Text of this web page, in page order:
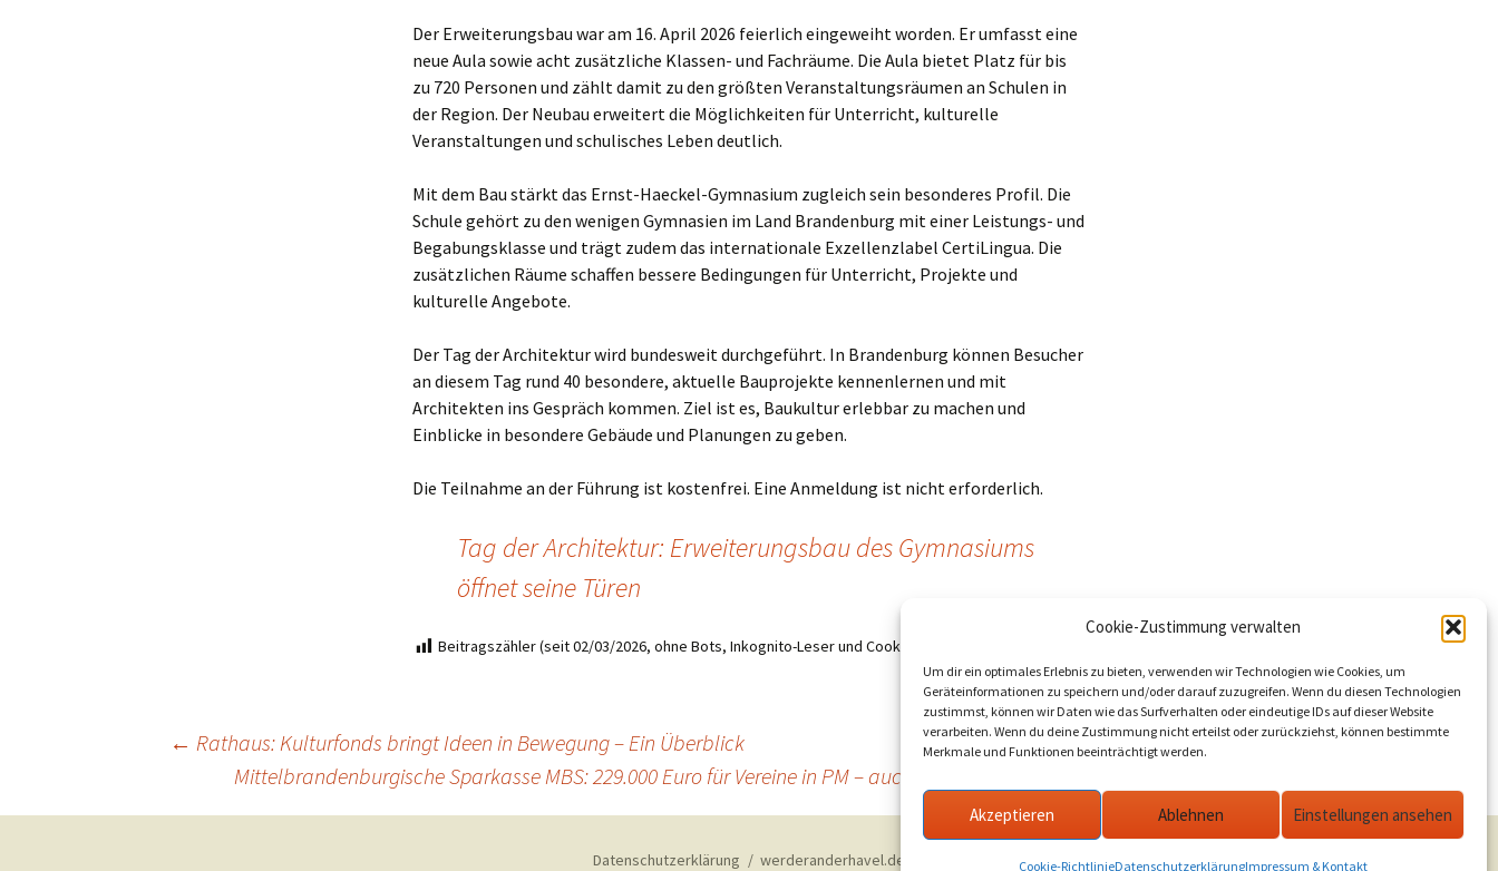
Cookie-Zustimmung verwalten
Um dir ein optimales Erlebnis zu bieten, verwenden wir Technologien wie Cookies, um
Geräteinformationen zu speichern und/oder darauf zuzugreifen. Wenn du diesen Technologien
zustimmst, können wir Daten wie das Surfverhalten oder eindeutige IDs auf dieser Website
verarbeiten. Wenn du deine Zustimmung nicht erteilst oder zurückziehst, können bestimmte
Merkmale und Funktionen beeinträchtigt werden.
Akzeptieren Ablehnen Einstellungen ansehen
Cookie-RichtlinieDatenschutzerklärungImpressum & Kontakt
Der Erweiterungsbau war am 16. April 2026 feierlich eingeweiht worden. Er umfasst eine
neue Aula sowie acht zusätzliche Klassen- und Fachräume. Die Aula bietet Platz für bis
zu 720 Personen und zählt damit zu den größten Veranstaltungsräumen an Schulen in
der Region. Der Neubau erweitert die Möglichkeiten für Unterricht, kulturelle
Veranstaltungen und schulisches Leben deutlich.
Mit dem Bau stärkt das Ernst-Haeckel-Gymnasium zugleich sein besonderes Profil. Die
Schule gehört zu den wenigen Gymnasien im Land Brandenburg mit einer Leistungs- und
Begabungsklasse und trägt zudem das internationale Exzellenzlabel CertiLingua. Die
zusätzlichen Räume schaffen bessere Bedingungen für Unterricht, Projekte und
kulturelle Angebote.
Der Tag der Architektur wird bundesweit durchgeführt. In Brandenburg können Besucher
an diesem Tag rund 40 besondere, aktuelle Bauprojekte kennenlernen und mit
Architekten ins Gespräch kommen. Ziel ist es, Baukultur erlebbar zu machen und
Einblicke in besondere Gebäude und Planungen zu geben.
Die Teilnahme an der Führung ist kostenfrei. Eine Anmeldung ist nicht erforderlich.
Tag der Architektur: Erweiterungsbau des Gymnasiums
öffnet seine Türen
Beitragszähler (seit 02/03/2026, ohne Bots, Inkognito-Leser und Cookie-Ablehner):
Beitragsnavigation
← Rathaus: Kulturfonds bringt Ideen in Bewegung – Ein Überblick
Mittelbrandenburgische Sparkasse MBS: 229.000 Euro für Vereine in PM – auch Scala Freundeskreis und FSV Glindow dabei
Datenschutzerklärung werderanderhavel.de